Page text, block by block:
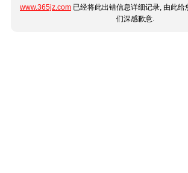
www.365jz.com 已经将此出错信息详细记录, 由此
们深感歉意.